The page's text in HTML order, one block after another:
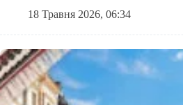
18 Травня 2026, 06:34